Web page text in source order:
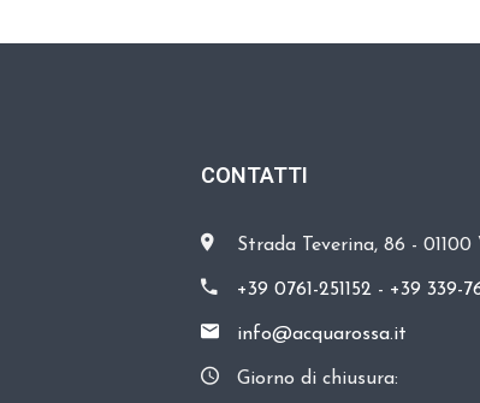
CONTATTI
Strada Teverina, 86 -
+39 0761-251152 - +39 339-
info@acquarossa.it
Giorno di chiusura: